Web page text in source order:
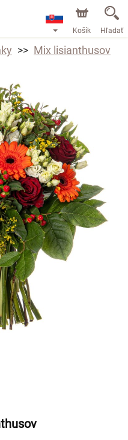
Košík Hľadať
Mix lisianthusov